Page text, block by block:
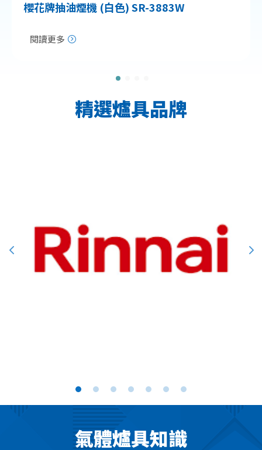
櫻花牌抽油煙機 (白色) SR-3883W
閱讀更多
精選爐具品牌
氣體爐具知識